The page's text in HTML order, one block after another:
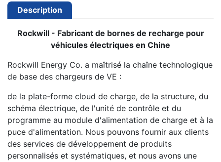
Description
Rockwill - Fabricant de bornes de recharge pour
véhicules électriques en Chine
Rockwill Energy Co. a maîtrisé la chaîne technologique
de base des chargeurs de VE :
de la plate-forme cloud de charge, de la structure, du
schéma électrique, de l'unité de contrôle et du
programme au module d'alimentation de charge et à la
puce d'alimentation. Nous pouvons fournir aux clients
des services de développement de produits
personnalisés et systématiques, et nous avons une